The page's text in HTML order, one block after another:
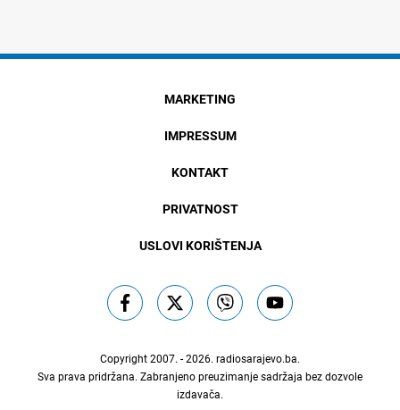
MARKETING
IMPRESSUM
KONTAKT
PRIVATNOST
USLOVI KORIŠTENJA
Copyright 2007. - 2026. radiosarajevo.ba.
Sva prava pridržana. Zabranjeno preuzimanje sadržaja bez dozvole
izdavača.